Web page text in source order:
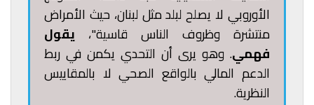
الأوروبي لا يصلح لبلد مثل لبنان، حيث الأمراض
منتشرة وظروف الناس قاسية"، يقول
فهمي. وهو يرى أن التحدي يكمن في ربط
الدعم المالي بالواقع الصحي لا بالمقاييس
النظرية.